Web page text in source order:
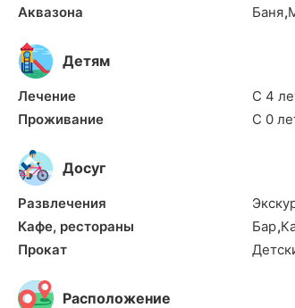
Аквазона
Баня,
Детям
Лечение
С 4
Проживание
С 0
Досуг
Развлечения
Кафе, рестораны
Бар,
Прокат
Расположение